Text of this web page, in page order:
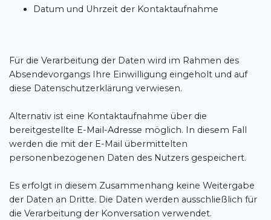
Datum und Uhrzeit der Kontaktaufnahme
Für die Verarbeitung der Daten wird im Rahmen des
Absendevorgangs Ihre Einwilligung eingeholt und auf
diese Datenschutzerklärung verwiesen.
Alternativ ist eine Kontaktaufnahme über die
bereitgestellte E-Mail-Adresse möglich. In diesem Fall
werden die mit der E-Mail übermittelten
personenbezogenen Daten des Nutzers gespeichert.
Es erfolgt in diesem Zusammenhang keine Weitergabe
der Daten an Dritte. Die Daten werden ausschließlich für
die Verarbeitung der Konversation verwendet.